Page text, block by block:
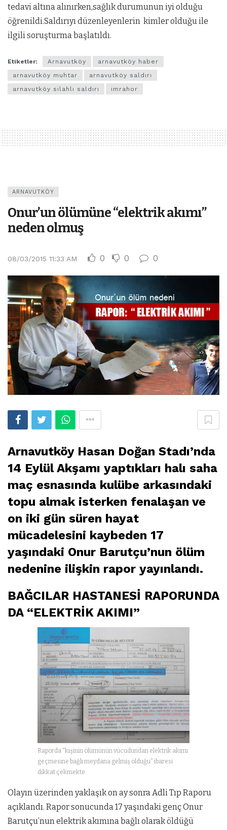
tedavi altına alınırken,sağlık durumunun iyi olduğu
öğrenildi.Saldırıyı düzenleyenlerin kimler olduğu ile
ilgili soruşturma başlatıldı.
Etiketler: Arnavutköy
arnavutköy haber
arnavutköy muhtar
arnavutköy saldırı
arnavutköy silahlı saldırı
imrahor
ARNAVUTKÖY
Onur’un ölümüne “elektrik akımı”
neden olmuş
08/03/2015 11:33 AM 0 0 0
Arnavutköy Hasan Doğan Stadı’nda
14 Eylül Akşamı yaptıkları halı saha
maç esnasında kulübe arkasındaki
topu almak isterken fenalaşan ve
on iki gün süren hayat
mücadelesini kaybeden 17
yaşındaki Onur Barutçu’nun ölüm
nedenine ilişkin rapor yayınlandı.
BAĞCILAR HASTANESİ RAPORUNDA
DA “ELEKTRİK AKIMI”
Raporda “kişinin ölümünün vücudundan elektrik akımı
geçmesine bağlı meydana gelmiş olduğu” ibaresi
dikkat çekmekte
Olayın üzerinden yaklaşık on ay sonra Adli Tıp Raporu
açıklandı. Rapor sonucunda 17 yaşındaki genç Onur
Barutçu’nun elektrik akımına bağlı olarak öldüğü